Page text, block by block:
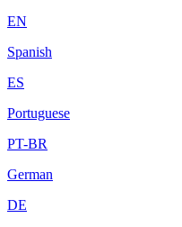
EN
Spanish
ES
Portuguese
PT-BR
German
DE